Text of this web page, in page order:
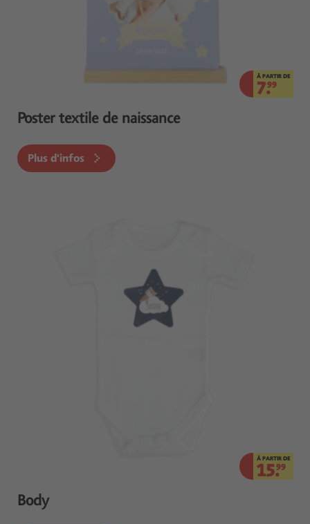
À PARTIR DE
7.99
Poster textile de naissance
Plus d'infos
À PARTIR DE
15.99
Body